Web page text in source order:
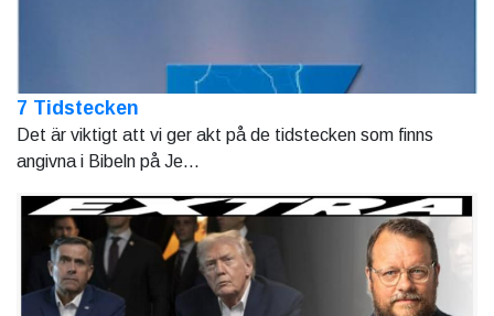
7 Tidstecken
Det är viktigt att vi ger akt på de tidstecken som finns
angivna i Bibeln på Je...